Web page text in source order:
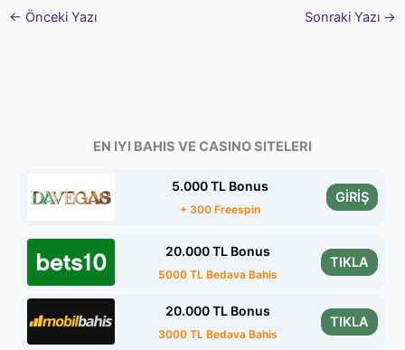
← Önceki Yazı Sonraki Yazı →
EN IYI BAHIS VE CASINO SITELERI
5.000 TL Bonus
+ 300 Freespin
GİRİŞ
20.000 TL Bonus
5000 TL Bedava Bahis
TIKLA
20.000 TL Bonus
3000 TL Bedava Bahis
TIKLA